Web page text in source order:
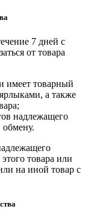
7 дней с
от товара
имеет товарный
а также
надлежащего
обмену.
товара или
на иной товар с